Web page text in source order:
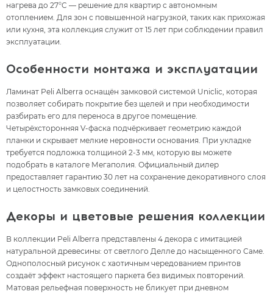
нагрева до 27°C — решение для квартир с автономным
отоплением. Для зон с повышенной нагрузкой, таких как прихожая
или кухня, эта коллекция служит от 15 лет при соблюдении правил
эксплуатации.
Особенности монтажа и эксплуатации
Ламинат Peli Alberra оснащён замковой системой Uniclic, которая
позволяет собирать покрытие без щелей и при необходимости
разбирать его для переноса в другое помещение.
Четырёхсторонняя V-фаска подчёркивает геометрию каждой
планки и скрывает мелкие неровности основания. При укладке
требуется подложка толщиной 2-3 мм, которую вы можете
подобрать в каталоге Мегаполия. Официальный дилер
предоставляет гарантию 30 лет на сохранение декоративного слоя
и целостность замковых соединений.
Декоры и цветовые решения коллекции
В коллекции Peli Alberra представлены 4 декора с имитацией
натуральной древесины: от светлого Делле до насыщенного Саме.
Однополосный рисунок с хаотичным чередованием принтов
создаёт эффект настоящего паркета без видимых повторений.
Матовая рельефная поверхность не бликует при дневном